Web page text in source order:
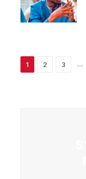
1 2 3 …